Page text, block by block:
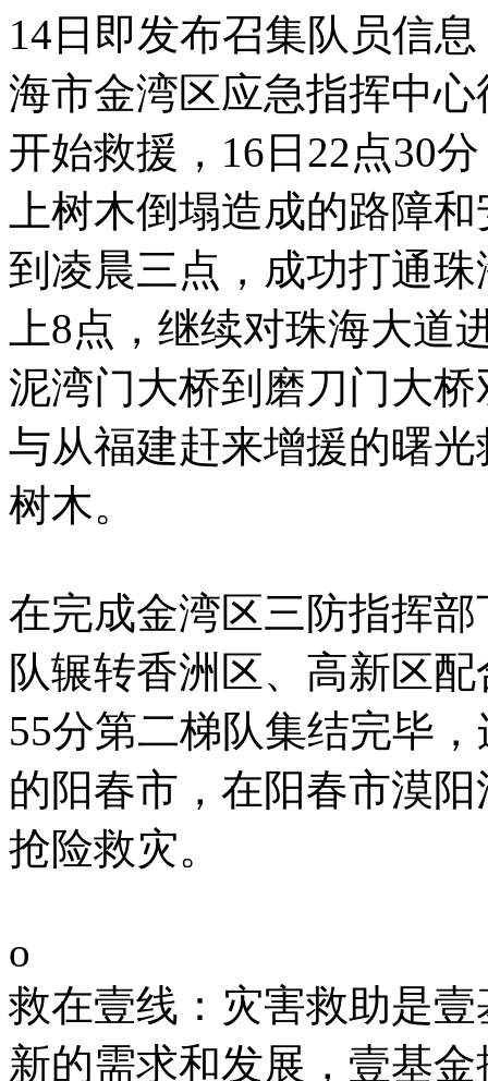
14日即发布召集队员信
海市金湾区应急指挥中
开始救援，16日22点30
上树木倒塌造成的路障
到凌晨三点，成功打通
上8点，继续对珠海大道
泥湾门大桥到磨刀门大
与从福建赶来增援的曙
树木。
在完成金湾区三防指挥
队辗转香洲区、高新区
55分第二梯队集结完毕
的阳春市，在阳春市漠
抢险救灾。
o
救在壹线：灾害救助是
新的需求和发展，壹基